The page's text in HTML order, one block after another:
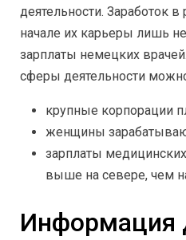
деятельности. Заработок
начале их карьеры лишь
зарплаты немецких
сферы деятельности
крупные корпорации
женщины
зарплаты
выше на севере, чем
Информация